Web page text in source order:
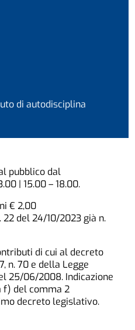
di autodisciplina
pubblico dal
| 15.00 – 18.00.
€ 2,00
22 del 24/10/2023 già n.
di cui al decreto
n. 70 e della Legge
25/06/2008. Indicazione
f) del comma 2
decreto legislativo.